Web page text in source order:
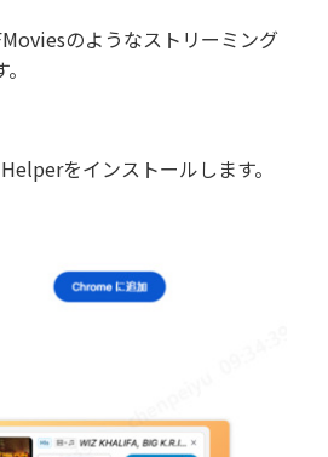
のようなストリーミング
をインストールします。